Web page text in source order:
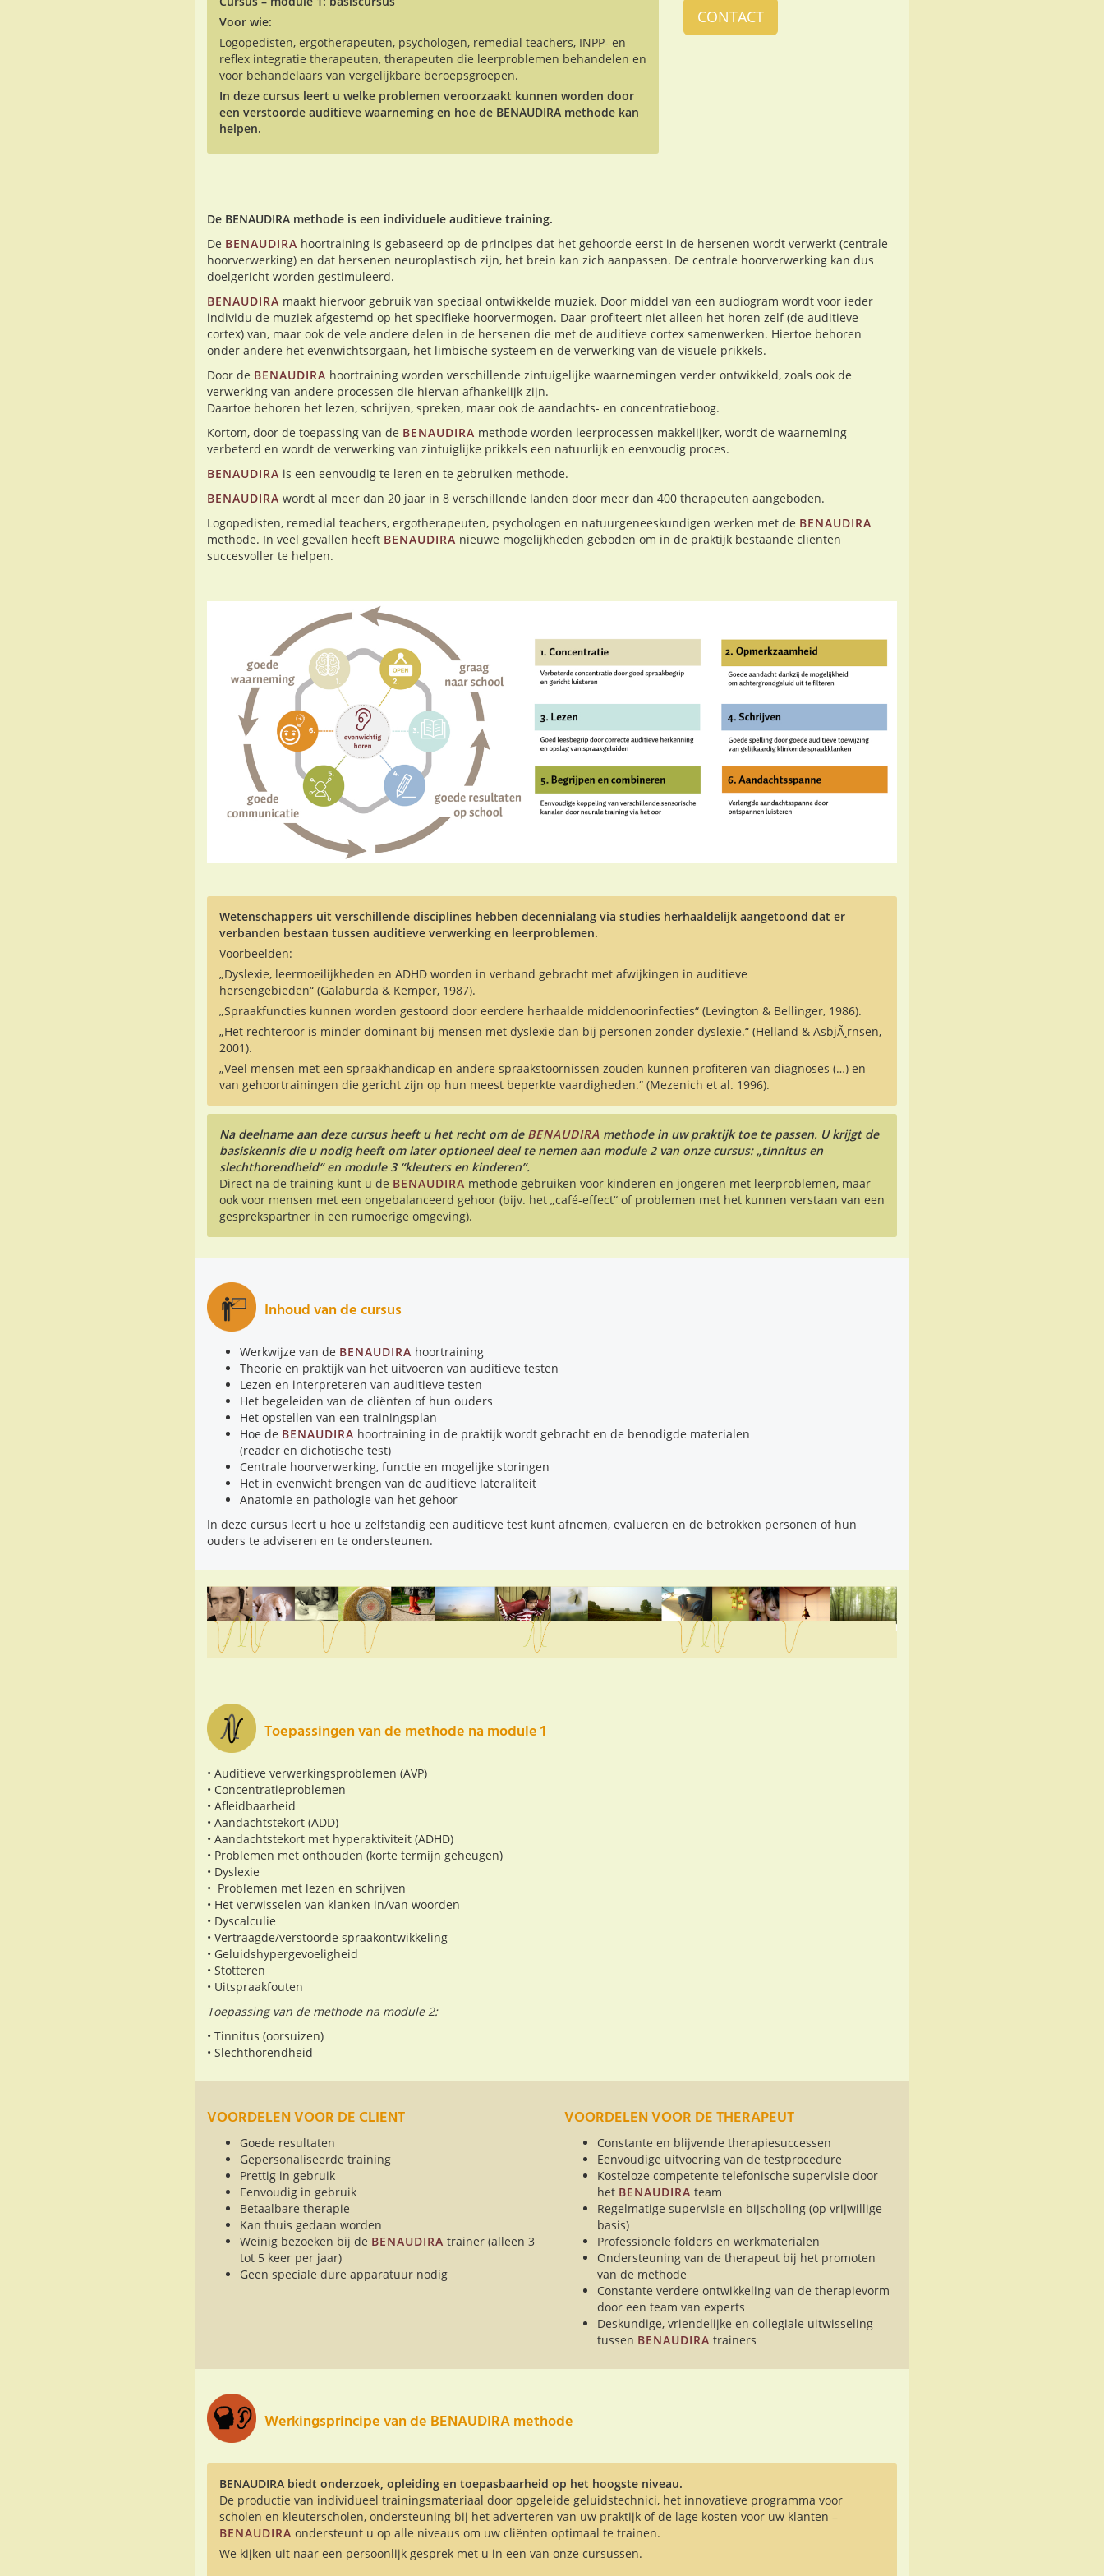
Voor wie:
Logopedisten, ergotherapeuten, psychologen, remedial teachers, INPP- en
reflex integratie therapeuten, therapeuten die leerproblemen behandelen en
voor behandelaars van vergelijkbare beroepsgroepen.
In deze cursus leert u welke problemen veroorzaakt kunnen worden door
een verstoorde auditieve waarneming en hoe de BENAUDIRA methode kan
helpen.
CONTACT
De BENAUDIRA methode is een individuele auditieve training.
De BENAUDIRA hoortraining is gebaseerd op de principes dat het gehoorde eerst in de hersenen wordt verwerkt (centrale
hoorverwerking) en dat hersenen neuroplastisch zijn, het brein kan zich aanpassen. De centrale hoorverwerking kan dus
doelgericht worden gestimuleerd.
BENAUDIRA maakt hiervoor gebruik van speciaal ontwikkelde muziek. Door middel van een audiogram wordt voor ieder
individu de muziek afgestemd op het specifieke hoorvermogen. Daar profiteert niet alleen het horen zelf (de auditieve
cortex) van, maar ook de vele andere delen in de hersenen die met de auditieve cortex samenwerken. Hiertoe behoren
onder andere het evenwichtsorgaan, het limbische systeem en de verwerking van de visuele prikkels.
Door de BENAUDIRA hoortraining worden verschillende zintuigelijke waarnemingen verder ontwikkeld, zoals ook de
verwerking van andere processen die hiervan afhankelijk zijn.
Daartoe behoren het lezen, schrijven, spreken, maar ook de aandachts- en concentratieboog.
Kortom, door de toepassing van de BENAUDIRA methode worden leerprocessen makkelijker, wordt de waarneming
verbeterd en wordt de verwerking van zintuiglijke prikkels een natuurlijk en eenvoudig proces.
BENAUDIRA is een eenvoudig te leren en te gebruiken methode.
BENAUDIRA wordt al meer dan 20 jaar in 8 verschillende landen door meer dan 400 therapeuten aangeboden.
Logopedisten, remedial teachers, ergotherapeuten, psychologen en natuurgeneeskundigen werken met de BENAUDIRA
methode. In veel gevallen heeft BENAUDIRA nieuwe mogelijkheden geboden om in de praktijk bestaande cliënten
succesvoller te helpen.
Wetenschappers uit verschillende disciplines hebben decennialang via studies herhaaldelijk aangetoond dat er
verbanden bestaan tussen auditieve verwerking en leerproblemen.
Voorbeelden:
„Dyslexie, leermoeilijkheden en ADHD worden in verband gebracht met afwijkingen in auditieve
hersengebieden“ (Galaburda & Kemper, 1987).
„Spraakfuncties kunnen worden gestoord door eerdere herhaalde middenoorinfecties“ (Levington & Bellinger, 1986).
„Het rechteroor is minder dominant bij mensen met dyslexie dan bij personen zonder dyslexie.“ (Helland & AsbjÃ¸rnsen,
2001).
„Veel mensen met een spraakhandicap en andere spraakstoornissen zouden kunnen profiteren van diagnoses (…) en
van gehoortrainingen die gericht zijn op hun meest beperkte vaardigheden.“ (Mezenich et al. 1996).
Na deelname aan deze cursus heeft u het recht om de BENAUDIRA methode in uw praktijk toe te passen. U krijgt de
basiskennis die u nodig heeft om later optioneel deel te nemen aan module 2 van onze cursus: „tinnitus en
slechthorendheid“ en module 3 “kleuters en kinderen”.
Direct na de training kunt u de BENAUDIRA methode gebruiken voor kinderen en jongeren met leerproblemen, maar
ook voor mensen met een ongebalanceerd gehoor (bijv. het „café-effect“ of problemen met het kunnen verstaan van een
gesprekspartner in een rumoerige omgeving).
Inhoud van de cursus
Werkwijze van de BENAUDIRA hoortraining
Theorie en praktijk van het uitvoeren van auditieve testen
Lezen en interpreteren van auditieve testen
Het begeleiden van de cliënten of hun ouders
Het opstellen van een trainingsplan
Hoe de BENAUDIRA hoortraining in de praktijk wordt gebracht en de benodigde materialen
(reader en dichotische test)
Centrale hoorverwerking, functie en mogelijke storingen
Het in evenwicht brengen van de auditieve lateraliteit
Anatomie en pathologie van het gehoor
In deze cursus leert u hoe u zelfstandig een auditieve test kunt afnemen, evalueren en de betrokken personen of hun
ouders te adviseren en te ondersteunen.
Toepassingen van de methode na module 1
• Auditieve verwerkingsproblemen (AVP)
• Concentratieproblemen
• Afleidbaarheid
• Aandachtstekort (ADD)
• Aandachtstekort met hyperaktiviteit (ADHD)
• Problemen met onthouden (korte termijn geheugen)
• Dyslexie
• Problemen met lezen en schrijven
• Het verwisselen van klanken in/van woorden
• Dyscalculie
• Vertraagde/verstoorde spraakontwikkeling
• Geluidshypergevoeligheid
• Stotteren
• Uitspraakfouten
Toepassing van de methode na module 2:
• Tinnitus (oorsuizen)
• Slechthorendheid
VOORDELEN VOOR DE CLIENT
Goede resultaten
Gepersonaliseerde training
Prettig in gebruik
Eenvoudig in gebruik
Betaalbare therapie
Kan thuis gedaan worden
Weinig bezoeken bij de BENAUDIRA trainer (alleen 3
tot 5 keer per jaar)
Geen speciale dure apparatuur nodig
VOORDELEN VOOR DE THERAPEUT
Constante en blijvende therapiesuccessen
Eenvoudige uitvoering van de testprocedure
Kosteloze competente telefonische supervisie door
het BENAUDIRA team
Regelmatige supervisie en bijscholing (op vrijwillige
basis)
Professionele folders en werkmaterialen
Ondersteuning van de therapeut bij het promoten
van de methode
Constante verdere ontwikkeling van de therapievorm
door een team van experts
Deskundige, vriendelijke en collegiale uitwisseling
tussen BENAUDIRA trainers
Werkingsprincipe van de BENAUDIRA methode
BENAUDIRA biedt onderzoek, opleiding en toepasbaarheid op het hoogste niveau.
De productie van individueel trainingsmateriaal door opgeleide geluidstechnici, het innovatieve programma voor
scholen en kleuterscholen, ondersteuning bij het adverteren van uw praktijk of de lage kosten voor uw klanten –
BENAUDIRA ondersteunt u op alle niveaus om uw cliënten optimaal te trainen.
We kijken uit naar een persoonlijk gesprek met u in een van onze cursussen.